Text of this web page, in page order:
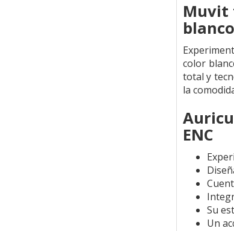
Muvit
color
total y
la
ENC
Su
Un